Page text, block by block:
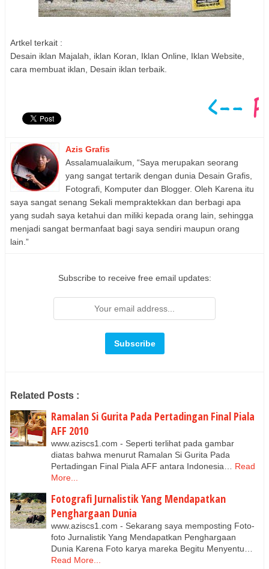
Artkel terkait :
Desain iklan Majalah, iklan Koran, Iklan Online, Iklan Website,
cara membuat iklan, Desain iklan terbaik.
Azis Grafis
Assalamualaikum, “Saya merupakan seorang
yang sangat tertarik dengan dunia Desain Grafis,
Fotografi, Komputer dan Blogger. Oleh Karena itu
saya sangat senang Sekali mempraktekkan dan berbagi apa
yang sudah saya ketahui dan miliki kepada orang lain, sehingga
menjadi sangat bermanfaat bagi saya sendiri maupun orang
lain.”
Subscribe to receive free email updates:
Related Posts :
Ramalan Si Gurita Pada Pertadingan Final Piala
AFF 2010
www.aziscs1.com - Seperti terlihat pada gambar
diatas bahwa menurut Ramalan Si Gurita Pada
Pertadingan Final Piala AFF antara Indonesia…
Read
More...
Fotografi Jurnalistik Yang Mendapatkan
Penghargaan Dunia
www.aziscs1.com - Sekarang saya memposting Foto-
foto Jurnalistik Yang Mendapatkan Penghargaan
Dunia Karena Foto karya mareka Begitu Menyentu…
Read More...